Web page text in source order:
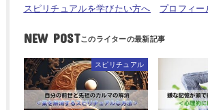
スピリチュアルを学びたい方へ
プロフィー
NEW POST
スピリチュアル